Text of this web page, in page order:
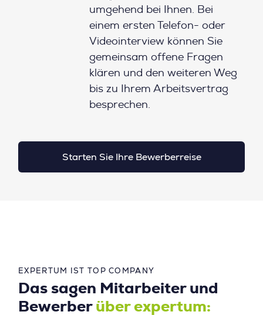
umgehend bei Ihnen. Bei
einem ersten Telefon- oder
Videointerview können Sie
gemeinsam offene Fragen
klären und den weiteren Weg
bis zu Ihrem Arbeitsvertrag
besprechen.
Starten Sie Ihre Bewerberreise
EXPERTUM IST TOP COMPANY
Das sagen Mitarbeiter und
Bewerber über expertum: